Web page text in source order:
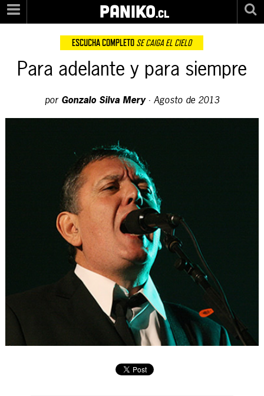
PANIKO.cl
ESCUCHA COMPLETO SE CAIGA EL CIELO
Para adelante y para siempre
por Gonzalo Silva Mery· Agosto de 2013